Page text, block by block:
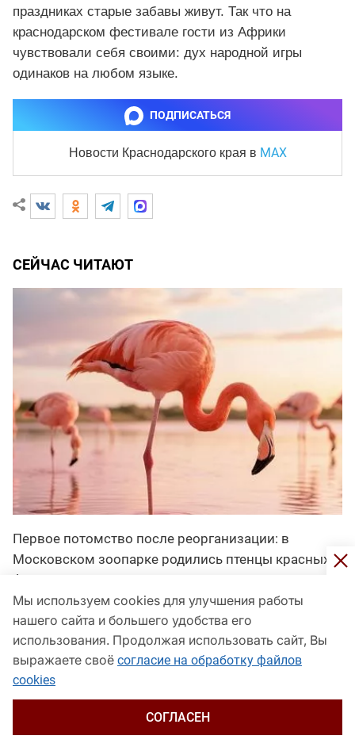
праздниках старые забавы живут. Так что на
краснодарском фестивале гости из Африки
чувствовали себя своими: дух народной игры
одинаков на любом языке.
ПОДПИСАТЬСЯ
Новости Краснодарского края в MAX
СЕЙЧАС ЧИТАЮТ
Первое потомство после реорганизации: в
Московском зоопарке родились птенцы красных
фламинго
Панорама 1 минуту назад
Мы используем cookies для улучшения работы
нашего сайта и большего удобства его
использования. Продолжая использовать сайт, Вы
выражаете своё согласие на обработку файлов
cookies
СОГЛАСЕН